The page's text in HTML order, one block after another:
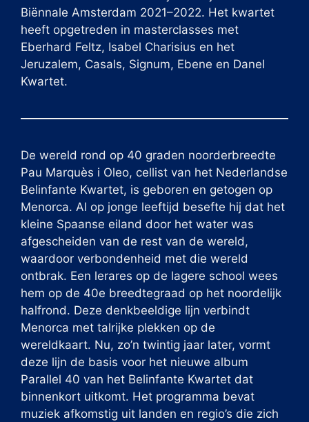
Biënnale Amsterdam 2021–2022. Het kwartet
heeft opgetreden in masterclasses met
Eberhard Feltz, Isabel Charisius en het
Jeruzalem, Casals, Signum, Ebene en Danel
Kwartet.
De wereld rond op 40 graden noorderbreedte
Pau Marquès i Oleo, cellist van het Nederlandse
Belinfante Kwartet, is geboren en getogen op
Menorca. Al op jonge leeftijd besefte hij dat het
kleine Spaanse eiland door het water was
afgescheiden van de rest van de wereld,
waardoor verbondenheid met die wereld
ontbrak. Een lerares op de lagere school wees
hem op de 40e breedtegraad op het noordelijk
halfrond. Deze denkbeeldige lijn verbindt
Menorca met talrijke plekken op de
wereldkaart. Nu, zo’n twintig jaar later, vormt
deze lijn de basis voor het nieuwe album
Parallel 40 van het Belinfante Kwartet dat
binnenkort uitkomt. Het programma bevat
muziek afkomstig uit landen en regio’s die zich